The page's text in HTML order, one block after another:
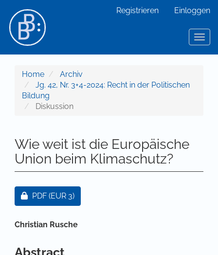
Hauptinhalt
Sidebar
Registrieren Einloggen
Home
Archiv
Jg. 42, Nr. 3+4-2024: Recht in der Politischen
Bildung
Diskussion
Wie weit ist die Europäische
Union beim Klimaschutz?
Artikel-Sidebar
Zugang für Abonnent/innen oder durch Zahlung
PDF (EUR 3)
Hauptsächlicher Artikelinhalt
Christian Rusche
Abstract